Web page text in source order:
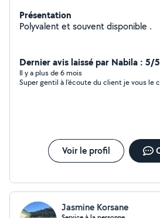
Présentation
Polyvalent et souvent disponible .
Dernier avis laissé par Nabila : 5/5
Il y a plus de 6 mois
Super gentil à l'écoute du client je vous le
Voir le profil
Jasmine Korsane